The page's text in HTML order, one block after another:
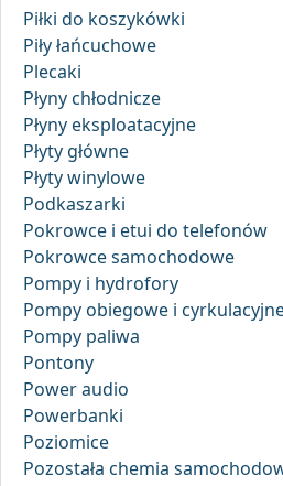
Piłki do koszykówki
Piły łańcuchowe
Plecaki
Płyny chłodnicze
Płyny eksploatacyjne
Płyty główne
Płyty winylowe
Podkaszarki
Pokrowce i etui do telefonów
Pokrowce samochodowe
Pompy i hydrofory
Pompy obiegowe i
Pompy paliwa
Pontony
Power audio
Powerbanki
Poziomice
Pozostała chemia